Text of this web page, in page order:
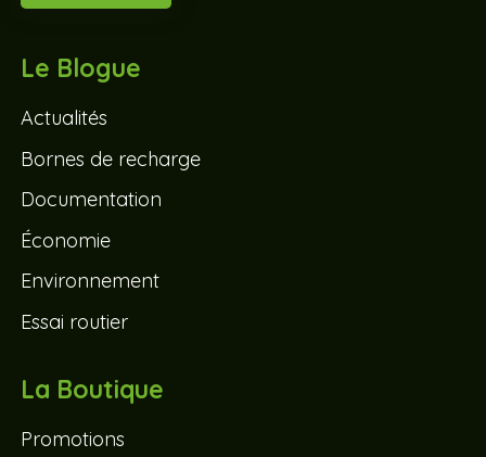
Le Blogue
Actualités
Bornes de recharge
Documentation
Économie
Environnement
Essai routier
La Boutique
Promotions